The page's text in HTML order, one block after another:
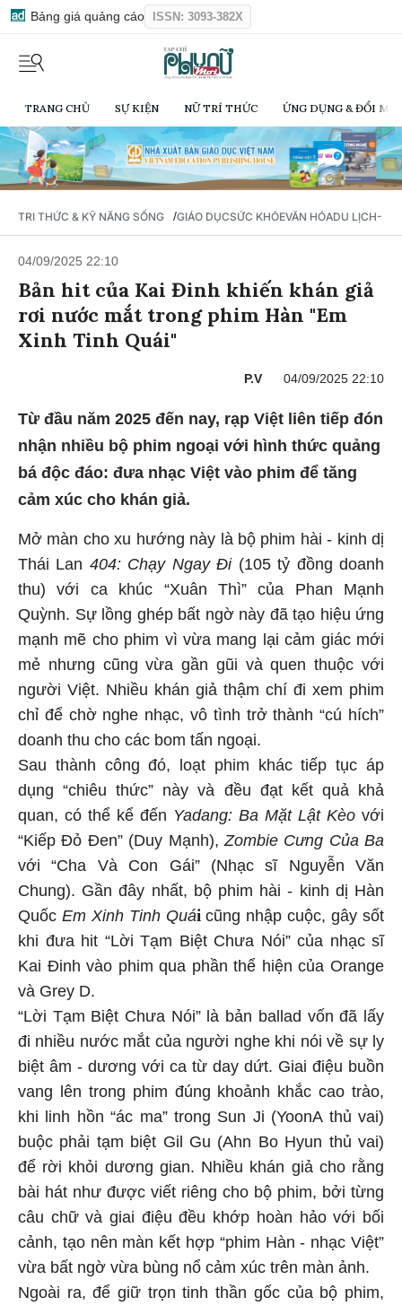
Bảng giá quảng cáo ISSN: 3093-382X
TRANG CHỦ SỰ KIỆN NỮ TRÍ THỨC ỨNG DỤNG & ĐỔI
TRI THỨC & KỸ NĂNG SỐNG /GIÁO DỤCSỨC KHỎEVĂN HÓADU LỊCH-
04/09/2025 22:10
Bản hit của Kai Đinh khiến khán giả
rơi nước mắt trong phim Hàn "Em
Xinh Tinh Quái"
P.V 04/09/2025 22:10
Từ đầu năm 2025 đến nay, rạp Việt liên tiếp đón
nhận nhiều bộ phim ngoại với hình thức quảng
bá độc đáo: đưa nhạc Việt vào phim để tăng
cảm xúc cho khán giả.
Mở màn cho xu hướng này là bộ phim hài - kinh dị
Thái Lan 404: Chạy Ngay Đi (105 tỷ đồng doanh
thu) với ca khúc “Xuân Thì” của Phan Mạnh
Quỳnh. Sự lồng ghép bất ngờ này đã tạo hiệu ứng
mạnh mẽ cho phim vì vừa mang lại cảm giác mới
mẻ nhưng cũng vừa gần gũi và quen thuộc với
người Việt. Nhiều khán giả thậm chí đi xem phim
chỉ để chờ nghe nhạc, vô tình trở thành “cú hích”
doanh thu cho các bom tấn ngoại.
Sau thành công đó, loạt phim khác tiếp tục áp
dụng “chiêu thức” này và đều đạt kết quả khả
quan, có thể kể đến Yadang: Ba Mặt Lật Kèo với
“Kiếp Đỏ Đen” (Duy Mạnh),Zombie Cưng Của Ba
với “Cha Và Con Gái” (Nhạc sĩ Nguyễn Văn
Chung). Gần đây nhất, bộ phim hài - kinh dị Hàn
Quốc Em Xinh Tinh Quáicũng nhập cuộc, gây sốt
khi đưa hit “Lời Tạm Biệt Chưa Nói” của nhạc sĩ
Kai Đinh vào phim qua phần thể hiện của Orange
và Grey D.
“Lời Tạm Biệt Chưa Nói” là bản ballad vốn đã lấy
đi nhiều nước mắt của người nghe khi nói về sự ly
biệt âm - dương với ca từ day dứt. Giai điệu buồn
vang lên trong phim đúng khoảnh khắc cao trào,
khi linh hồn “ác ma” trong Sun Ji (YoonA thủ vai)
buộc phải tạm biệt Gil Gu (Ahn Bo Hyun thủ vai)
để rời khỏi dương gian. Nhiều khán giả cho rằng
bài hát như được viết riêng cho bộ phim, bởi từng
câu chữ và giai điệu đều khớp hoàn hảo với bối
cảnh, tạo nên màn kết hợp “phim Hàn - nhạc Việt”
vừa bất ngờ vừa bùng nổ cảm xúc trên màn ảnh.
Ngoài ra, để giữ trọn tinh thần gốc của bộ phim,